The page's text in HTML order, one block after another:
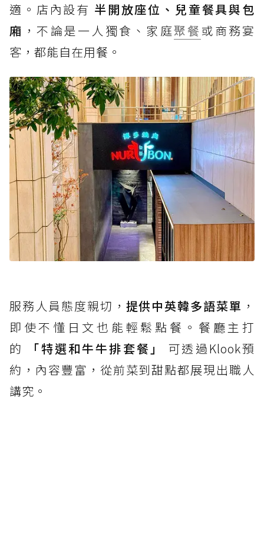
適。店內設有 半開放座位、兒童餐具與包
廂 ，不論是一人獨食、家庭聚餐 或商務宴
客，都能自在用餐。
服務人員態度親切， 提供中英韓多語菜單 ，
即使不懂日文也能輕鬆點餐。餐廳主打
的
「特選和牛牛排套餐」
可透過Klook預
約，內容豐富，從前菜到甜點都展現出職人
講究。